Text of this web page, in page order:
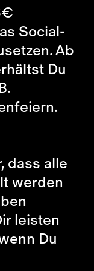
€
Social-
Ab
Du
dass alle
werden
leisten
Du